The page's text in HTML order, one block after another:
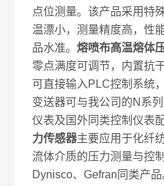
点位测量。该产品采用特
温漂小，测量精度高，性
品水准。熔喷布高温熔体
零点满度可调节，内置抗
可直接输入PLC控制系统
变送器可与我公司的N系
仪表及国外同类控制仪表
力传感器主要应用于化纤
流体介质的压力测量与控
Dynisco、Gefran同类产